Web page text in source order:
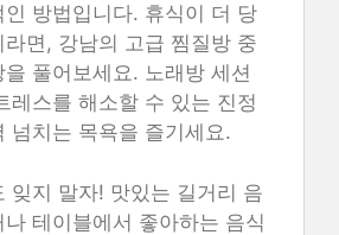
인 방법입니다. 휴식이 더 당
면, 강남의 고급 찜질방 중
풀어보세요. 노래방 세션
레스를 해소할 수 있는 진정
넘치는 목욕을 즐기세요.
잊지 말자! 맛있는 길거리 음
테이블에서 좋아하는 음식